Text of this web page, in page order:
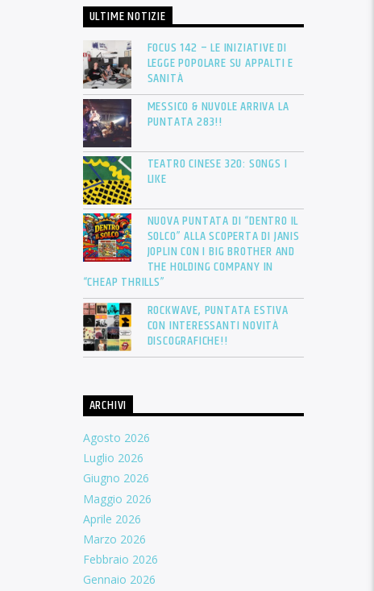
ULTIME NOTIZIE
FOCUS 142 – LE INIZIATIVE DI
LEGGE POPOLARE SU APPALTI E
SANITÀ
MESSICO & NUVOLE ARRIVA LA
PUNTATA 283!!
TEATRO CINESE 320: SONGS I
LIKE
NUOVA PUNTATA DI “DENTRO IL
SOLCO” ALLA SCOPERTA DI JANIS
JOPLIN CON I BIG BROTHER AND
THE HOLDING COMPANY IN
“CHEAP THRILLS”
ROCKWAVE, PUNTATA ESTIVA
CON INTERESSANTI NOVITÀ
DISCOGRAFICHE!!
ARCHIVI
Agosto 2026
Luglio 2026
Giugno 2026
Maggio 2026
Aprile 2026
Marzo 2026
Febbraio 2026
Gennaio 2026